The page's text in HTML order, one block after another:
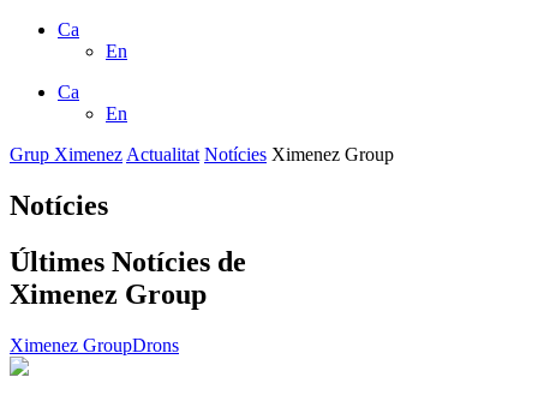
Ca
En
Ca
En
Grup Ximenez Actualitat Notícies Ximenez Group
Notícies
Últimes Notícies de
Ximenez Group
Ximenez GroupDrons